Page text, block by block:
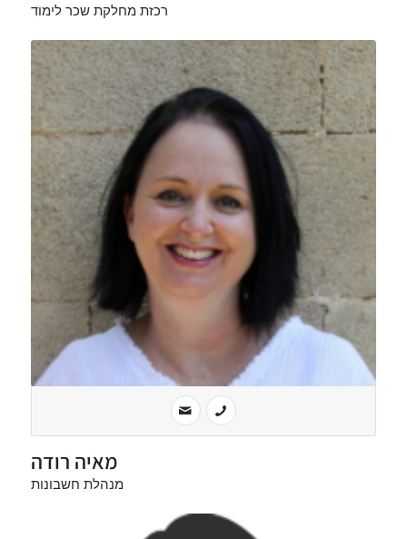
רכזת מחלקת שכר לימוד
מאיה רודה
מנהלת חשבונות